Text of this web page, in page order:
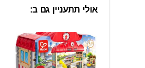
אולי תתעניין גם ב: